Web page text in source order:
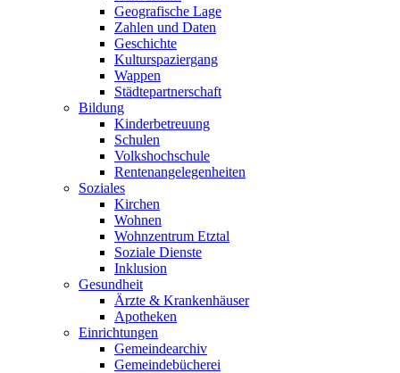
Geografische Lage
Zahlen und Daten
Geschichte
Kulturspaziergang
Wappen
Städtepartnerschaft
Bildung
Kinderbetreuung
Schulen
Volkshochschule
Rentenangelegenheiten
Soziales
Kirchen
Wohnen
Wohnzentrum Etztal
Soziale Dienste
Inklusion
Gesundheit
Ärzte & Krankenhäuser
Apotheken
Einrichtungen
Gemeindearchiv
Gemeindebücherei